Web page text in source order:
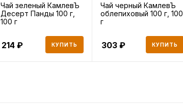
Чай зеленый КамлевЪ
Десерт Панды 100 г,
100 г
214 КУПИТЬ
Чай черный КамлевЪ
облепиховый 100 г, 100
г
303 КУПИТЬ